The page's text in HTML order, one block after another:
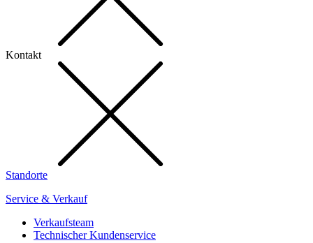
Kontakt
Standorte
Service & Verkauf
Verkaufsteam
Technischer Kundenservice